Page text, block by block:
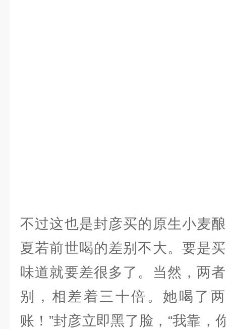
不过这也是封彦买的原生小麦
夏若前世喝的差别不大。要是
味道就要差很多了。当然，两
别，相差着三十倍。她喝了
账！”封彦立即黑了脸，“我靠，